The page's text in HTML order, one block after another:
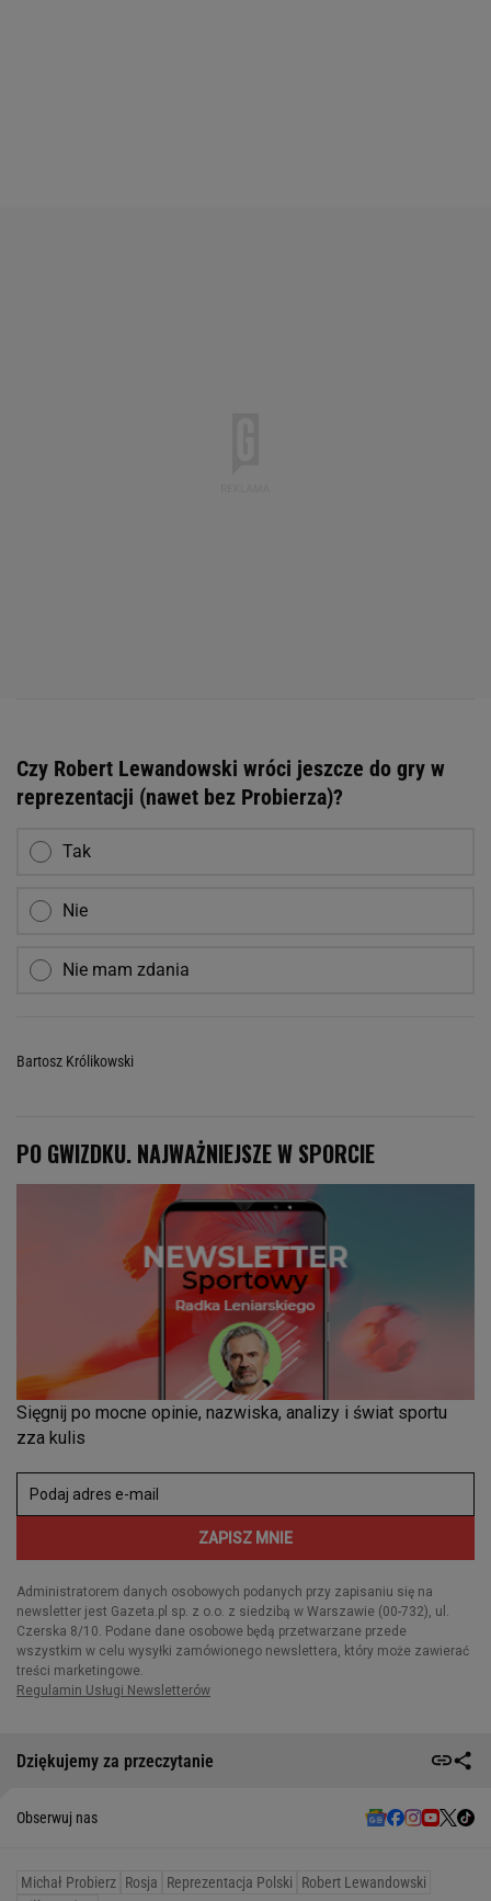
Czy Robert Lewandowski wróci jeszcze do gry w
reprezentacji (nawet bez Probierza)?
Tak
Nie
Nie mam zdania
Bartosz Królikowski
Dziękujemy za przeczytanie
Obserwuj nas
Michał Probierz Rosja Reprezentacja Polski
Robert Lewandowski